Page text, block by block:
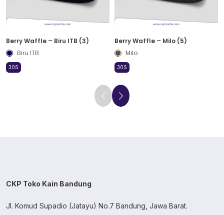
Berry Waffle – Biru ITB (3)
Biru ITB
30S
Berry Waffle – Milo (5)
Milo
30S
CKP Toko Kain Bandung
Jl. Komud Supadio (Jatayu) No.7 Bandung, Jawa Barat.